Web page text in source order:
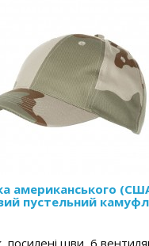
американського
пустельний
посилені шви, 6